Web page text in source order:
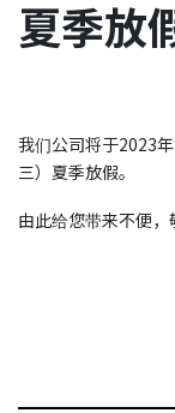
夏季放
我们公司将于2023
三）夏季放假。
由此给您带来不便，